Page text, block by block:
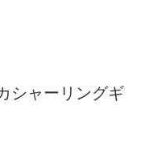
シャーリングギ